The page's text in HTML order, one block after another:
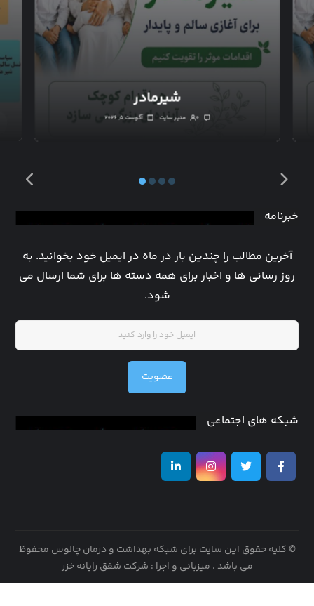
شیرمادر
آگوست ۵, ۲۰۲۶ مدیر سایت ۰
خبرنامه
آخرین مطالب را چندین بار در ماه در ایمیل خود بخوانید. به
روز رسانی ها و اخبار برای همه دسته ها برای شما ارسال می
شود.
عضویت
شبکه های اجتماعی
© کلیه حقوق این سایت برای شبکه بهداشت و درمان چالوس محفوظ
می باشد . میزبانی و اجرا : شرکت شفق رایانه خزر